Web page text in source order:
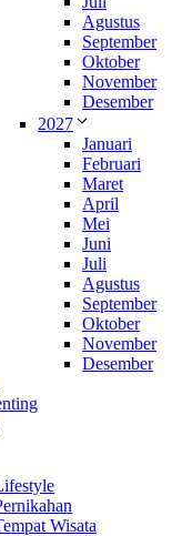
Agustus
September
Oktober
November
Desember
2027
Januari
Februari
Maret
April
Mei
Juni
Juli
Agustus
September
Oktober
November
Desember
Wisata